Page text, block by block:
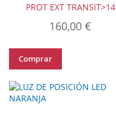
PROT EXT TRANSIT>14
160,00 €
Comprar